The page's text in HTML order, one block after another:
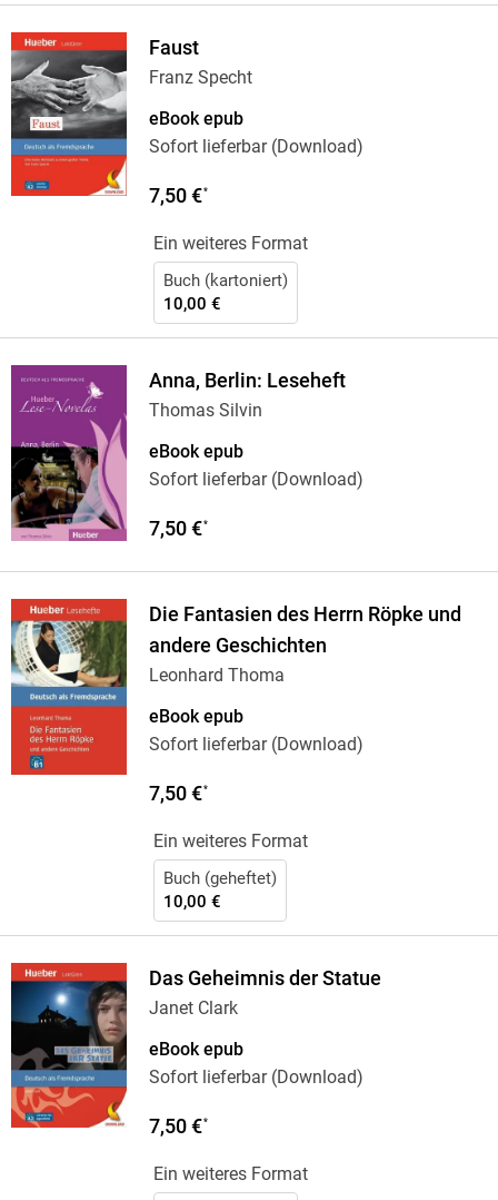
Faust
Franz Specht
eBook epub
Sofort lieferbar (Download)
7,50 €*
Ein weiteres Format
Buch (kartoniert)
10,00 €
Anna, Berlin: Leseheft
Thomas Silvin
eBook epub
Sofort lieferbar (Download)
7,50 €*
Die Fantasien des Herrn Röpke und
andere Geschichten
Leonhard Thoma
eBook epub
Sofort lieferbar (Download)
7,50 €*
Ein weiteres Format
Buch (geheftet)
10,00 €
Das Geheimnis der Statue
Janet Clark
eBook epub
Sofort lieferbar (Download)
7,50 €*
Ein weiteres Format